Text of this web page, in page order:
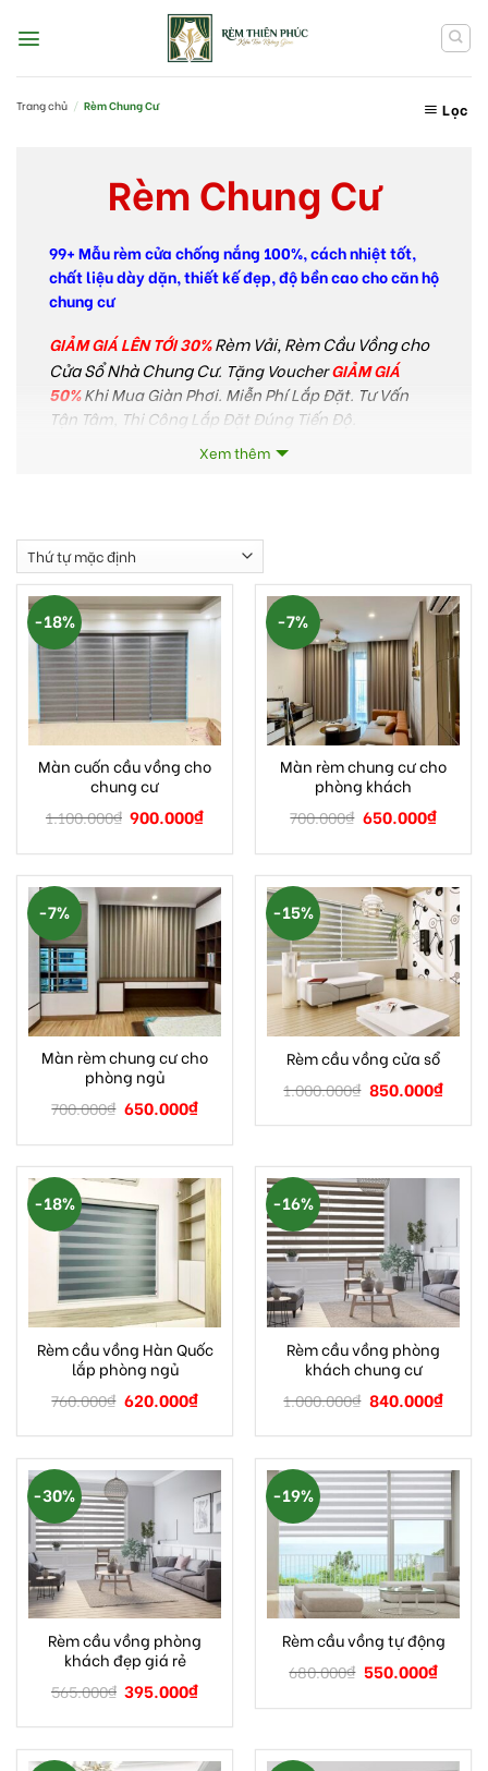
content
Trang chủ / Rèm Chung Cư Lọc
Rèm Chung Cư
99+ Mẫu rèm cửa chống nắng 100%, cách nhiệt tốt,
chất liệu dày dặn, thiết kế đẹp, độ bền cao cho căn hộ
chung cư
GIẢM GIÁ LÊN TỚI 30%Rèm Vải, Rèm Cầu Vồng cho
Cửa Sổ Nhà Chung Cư. Tặng VoucherGIẢM GIÁ
50%Khi Mua Giàn Phơi. Miễn Phí Lắp Đặt. Tư Vấn
Tận Tâm, Thi Công Lắp Đặt Đúng Tiến Độ.
Rèm Thiên Phúc – Đơn vị thi công rèm cửa uy tín,
Thu gọn
Xem thêm
-18%
Màn cuốn cầu vồng cho
chung cư
1.100.000₫ 900.000₫
-7%
Màn rèm chung cư cho
phòng khách
700.000₫ 650.000₫
-7%
Màn rèm chung cư cho
phòng ngủ
700.000₫ 650.000₫
-15%
Rèm cầu vồng cửa sổ
1.000.000₫ 850.000₫
-18%
Rèm cầu vồng Hàn Quốc
lắp phòng ngủ
760.000₫ 620.000₫
-16%
Rèm cầu vồng phòng
khách chung cư
1.000.000₫ 840.000₫
-30%
Rèm cầu vồng phòng
khách đẹp giá rẻ
565.000₫ 395.000₫
-19%
Rèm cầu vồng tự động
680.000₫ 550.000₫